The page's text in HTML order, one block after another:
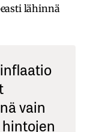
lähinnä
vain